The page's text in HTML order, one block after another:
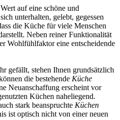
auf eine schöne und
unterhalten, gelebt, gegessen
die Küche für viele Menschen
Neben reiner Funktionalität
Wohlfühlfaktor eine entscheidende
gefällt, stehen Ihnen grundsätzlich
die bestehende Küche
Neuanschaffung erscheint vor
Küchen naheliegend.
stark beanspruchte Küchen
ist optisch nicht von einer neuen